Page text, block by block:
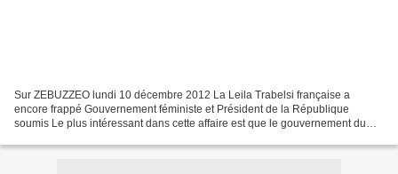
Sur ZEBUZZEO lundi 10 décembre 2012 La Leila Trabelsi française a
encore frappé Gouvernement féministe et Président de la République
soumis Le plus intéressant dans cette affaire est que le gouvernement du